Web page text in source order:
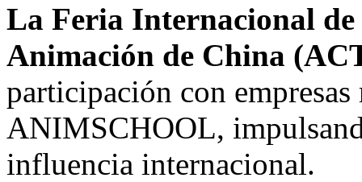
La Feria Internacional de
Animación de China
participación con
ANIMSCHOOL,
influencia internacional.